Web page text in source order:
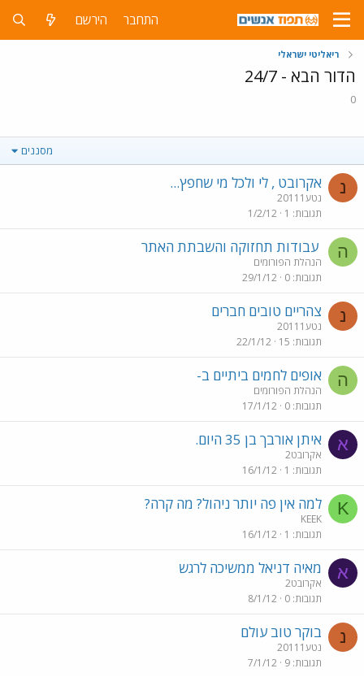
התחבר הירשם
ריאליטי ישראלי
הדור הבא - 24/7
0
מסננים
נ אקרובט , לי ולכל מי שחפץ...
נטע20111
תגובות 1
1/2/12
ה עבודות תחזוקה והשבתת האתר
הנהלת הפורומים
תגובות 0
29/1/12
נ צהריים טובים חברים
נטע20111
תגובות 15
22/1/12
ה אופים לחמים ביתיים ב-
הנהלת הפורומים
תגובות 0
17/1/12
א איתן אורבך בן 35 היום.
אקרובט2
תגובות 1
16/1/12
K למה אין פה יותר ניהול? מה קרה?
KEEK
תגובות 1
16/1/12
א מאיה דניאל ממשיכה לרגש
אקרובט2
תגובות 0
8/1/12
נ בוקר טוב עולם
נטע20111
תגובות 9
7/1/12